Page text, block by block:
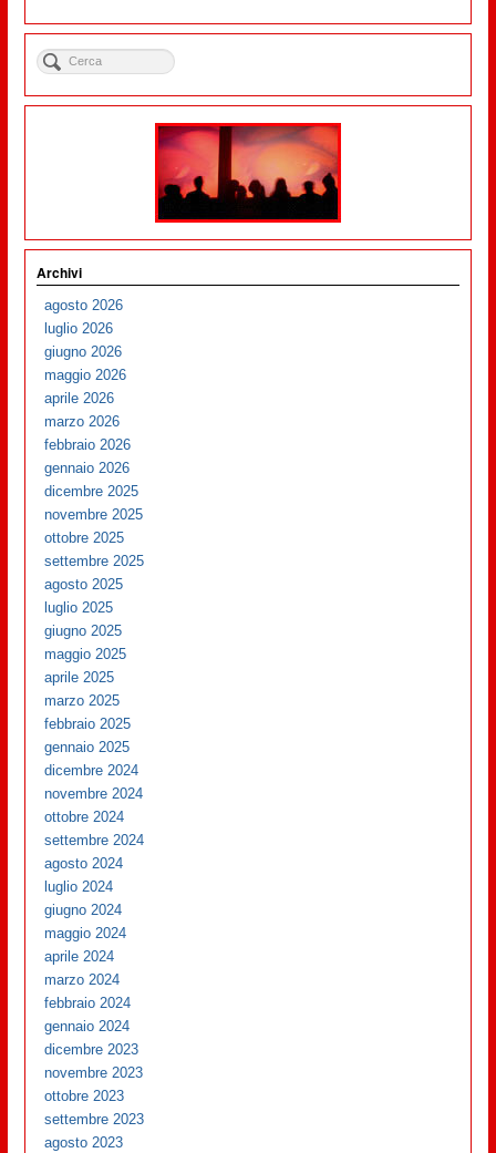
Archivi
agosto 2026
luglio 2026
giugno 2026
maggio 2026
aprile 2026
marzo 2026
febbraio 2026
gennaio 2026
dicembre 2025
novembre 2025
ottobre 2025
settembre 2025
agosto 2025
luglio 2025
giugno 2025
maggio 2025
aprile 2025
marzo 2025
febbraio 2025
gennaio 2025
dicembre 2024
novembre 2024
ottobre 2024
settembre 2024
agosto 2024
luglio 2024
giugno 2024
maggio 2024
aprile 2024
marzo 2024
febbraio 2024
gennaio 2024
dicembre 2023
novembre 2023
ottobre 2023
settembre 2023
agosto 2023